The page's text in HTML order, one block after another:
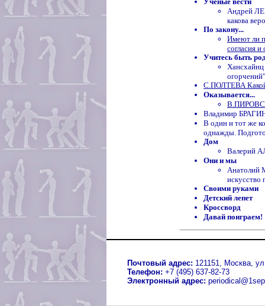
Андрей
какова
По закону...
Имеют ли
согласия
Учитесь быть
С.ПОЛТЕВА
Оказывается...
Владимир
В один и тот же
однажды.
Дом
Валерий
Они и мы
Анатолий
искусство
Своими руками
Детский лепет
Кроссворд
Давай поиграем!
Почтовый адрес: 121151, Москва,
Телефон: +7 (495) 637-82-73
Электронный адрес: